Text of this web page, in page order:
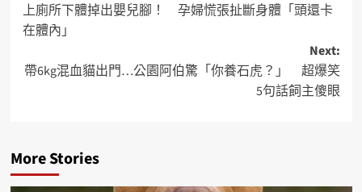
上廁所下體掉出嬰兒腳！ 孕婦慌張扯斷身體「頭還卡
在體內」
Next:
帶6kg混血貓出門…公園阿伯驚「你養石虎？」 超爆笑
5句話飼主傻眼
More Stories